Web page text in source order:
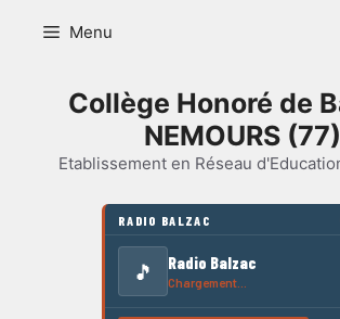
Menu
Collège Honoré de
NEMOURS (77)
Etablissement en Réseau